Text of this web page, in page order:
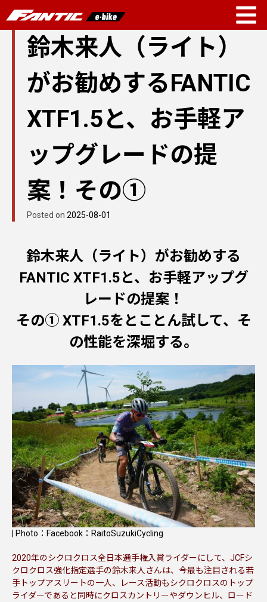
content鈴木来人（ライト）
がお勧めするFANTIC
XTF1.5と、お手軽ア
ップグレードの提
案！その①
Posted on 2025-08-01
鈴木来人（ライト）がお勧めする
FANTIC XTF1.5と、お手軽アップグ
レードの提案！
その① XTF1.5をとことん試して、そ
の性能を深堀する。
| Photo： Facebook：RaitoSuzukiCycling
2020年のシクロクロス全日本選手権入賞ライダーにして、JCFシ
クロクロス強化指定選手の鈴木来人さんは、今最も注目される若
手トップアスリートの一人、レース活動もシクロクロスのトップ
ライダーであると同時にクロスカントリーやダウンヒル、ロード